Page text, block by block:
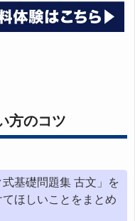
方のコツ
基礎問題集 古文」を
ほしいことをまとめ